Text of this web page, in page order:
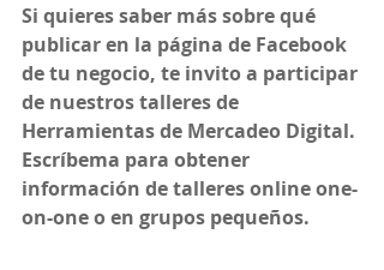
Si quieres saber más sobre qué
publicar en la página de Facebook
de tu negocio, te invito a participar
de nuestros talleres de
Herramientas de Mercadeo Digital.
Escríbema para obtener
información de talleres online one-
on-one o en grupos pequeños.